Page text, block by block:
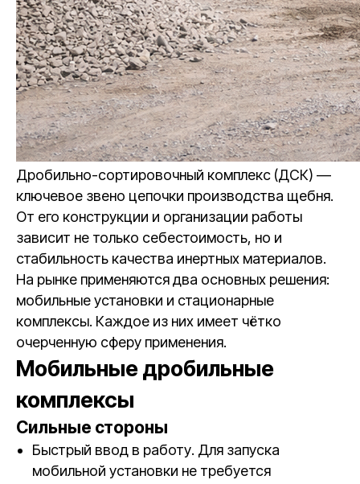
Дробильно-сортировочный комплекс (ДСК) —
ключевое звено цепочки производства щебня.
От его конструкции и организации работы
зависит не только себестоимость, но и
стабильность качества инертных материалов.
На рынке применяются два основных решения:
мобильные установки и стационарные
комплексы. Каждое из них имеет чётко
очерченную сферу применения.
Мобильные дробильные
комплексы
Сильные стороны
Быстрый ввод в работу. Для запуска
мобильной установки не требуется